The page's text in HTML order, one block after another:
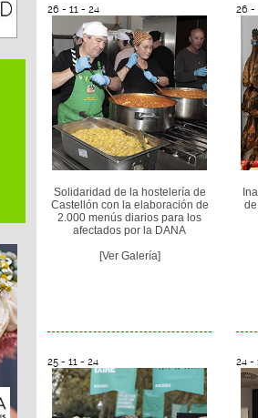
26 - 11 - 24
Solidaridad de la hostelería de
Castellón con la elaboración de
2.000 menús diarios para los
afectados por la DANA
[Ver Galería]
26 -
25 - 11 - 24 24 -